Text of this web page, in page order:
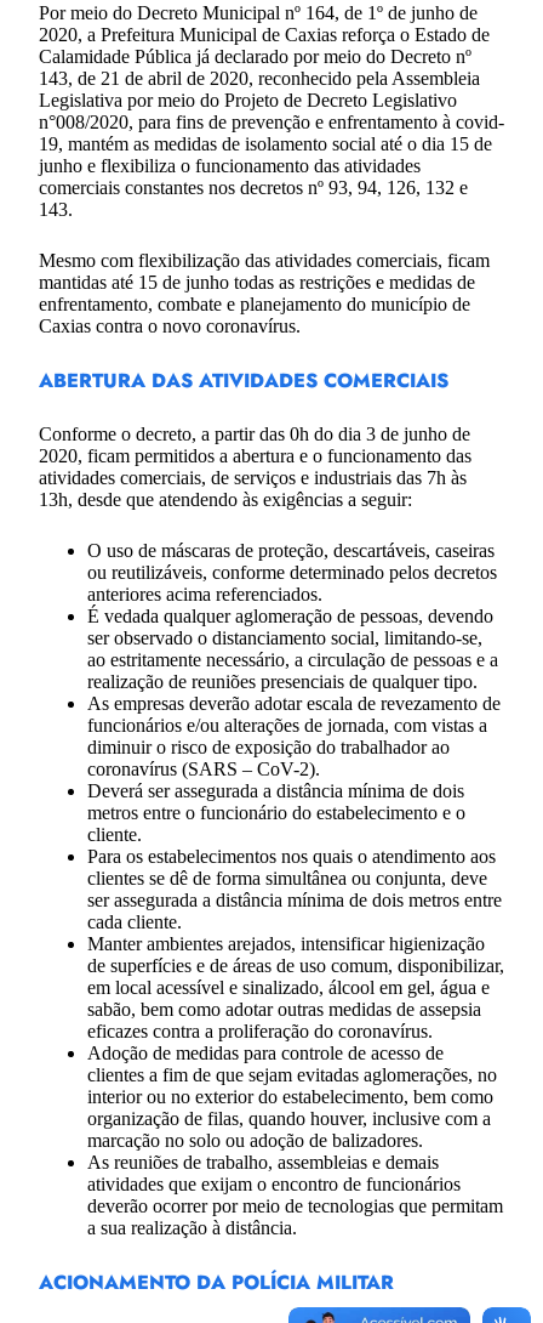
Por meio do Decreto Municipal nº 164, de 1º de junho de
2020, a Prefeitura Municipal de Caxias reforça o Estado de
Calamidade Pública já declarado por meio do Decreto nº
143, de 21 de abril de 2020, reconhecido pela Assembleia
Legislativa por meio do Projeto de Decreto Legislativo
n°008/2020, para fins de prevenção e enfrentamento à covid-
19, mantém as medidas de isolamento social até o dia 15 de
junho e flexibiliza o funcionamento das atividades
comerciais constantes nos decretos nº 93, 94, 126, 132 e
143.
Mesmo com flexibilização das atividades comerciais, ficam
mantidas até 15 de junho todas as restrições e medidas de
enfrentamento, combate e planejamento do município de
Caxias contra o novo coronavírus.
ABERTURA DAS ATIVIDADES COMERCIAIS
Conforme o decreto, a partir das 0h do dia 3 de junho de
2020, ficam permitidos a abertura e o funcionamento das
atividades comerciais, de serviços e industriais das 7h às
13h, desde que atendendo às exigências a seguir:
O uso de máscaras de proteção, descartáveis, caseiras
ou reutilizáveis, conforme determinado pelos decretos
anteriores acima referenciados.
É vedada qualquer aglomeração de pessoas, devendo
ser observado o distanciamento social, limitando-se,
ao estritamente necessário, a circulação de pessoas e a
realização de reuniões presenciais de qualquer tipo.
As empresas deverão adotar escala de revezamento de
funcionários e/ou alterações de jornada, com vistas a
diminuir o risco de exposição do trabalhador ao
coronavírus (SARS – CoV-2).
Deverá ser assegurada a distância mínima de dois
metros entre o funcionário do estabelecimento e o
cliente.
Para os estabelecimentos nos quais o atendimento aos
clientes se dê de forma simultânea ou conjunta, deve
ser assegurada a distância mínima de dois metros entre
cada cliente.
Manter ambientes arejados, intensificar higienização
de superfícies e de áreas de uso comum, disponibilizar,
em local acessível e sinalizado, álcool em gel, água e
sabão, bem como adotar outras medidas de assepsia
eficazes contra a proliferação do coronavírus.
Adoção de medidas para controle de acesso de
clientes a fim de que sejam evitadas aglomerações, no
interior ou no exterior do estabelecimento, bem como
organização de filas, quando houver, inclusive com a
marcação no solo ou adoção de balizadores.
As reuniões de trabalho, assembleias e demais
atividades que exijam o encontro de funcionários
deverão ocorrer por meio de tecnologias que permitam
a sua realização à distância.
ACIONAMENTO DA POLÍCIA MILITAR